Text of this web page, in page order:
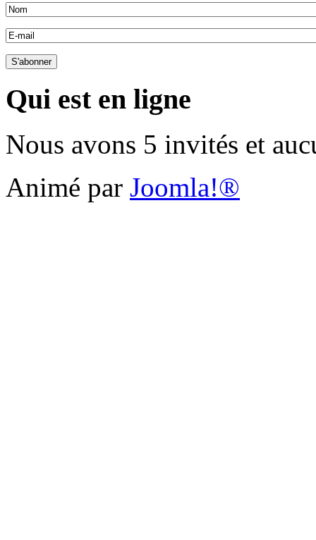
Qui est en ligne
Nous avons 5 invités et
Animé par Joomla!®